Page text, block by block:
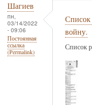
Шагиев
пн,
03/14/2022
- 09:06
Постоянная
ссылка
(Permalink)
войну.
Список